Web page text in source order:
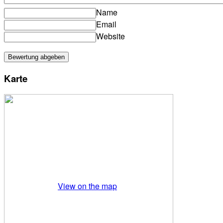
Name
Email
Website
Karte
View on the map